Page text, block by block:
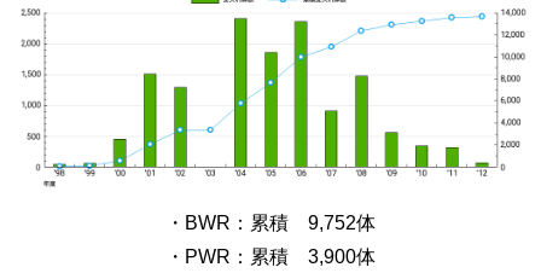
・BWR：累積 9,752体
・PWR：累積 3,900体